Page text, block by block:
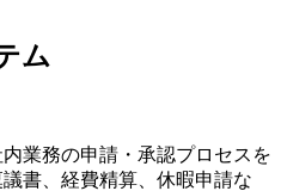
ム
業務の申請・承認プロセスを
書、経費精算、休暇申請な